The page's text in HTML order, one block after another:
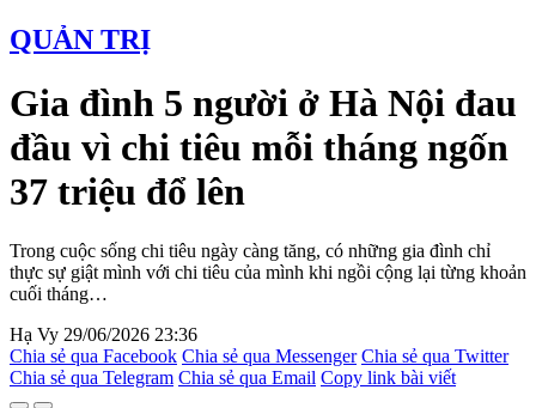
QUẢN TRỊ
Gia đình 5 người ở Hà Nội đau
đầu vì chi tiêu mỗi tháng ngốn
37 triệu đổ lên
Trong cuộc sống chi tiêu ngày càng tăng, có những gia đình chỉ
thực sự giật mình với chi tiêu của mình khi ngồi cộng lại từng khoản
cuối tháng…
Hạ Vy 29/06/2026 23:36
Chia sẻ qua Facebook Chia sẻ qua Messenger Chia sẻ qua Twitter
Chia sẻ qua Telegram Chia sẻ qua Email Copy link bài viết